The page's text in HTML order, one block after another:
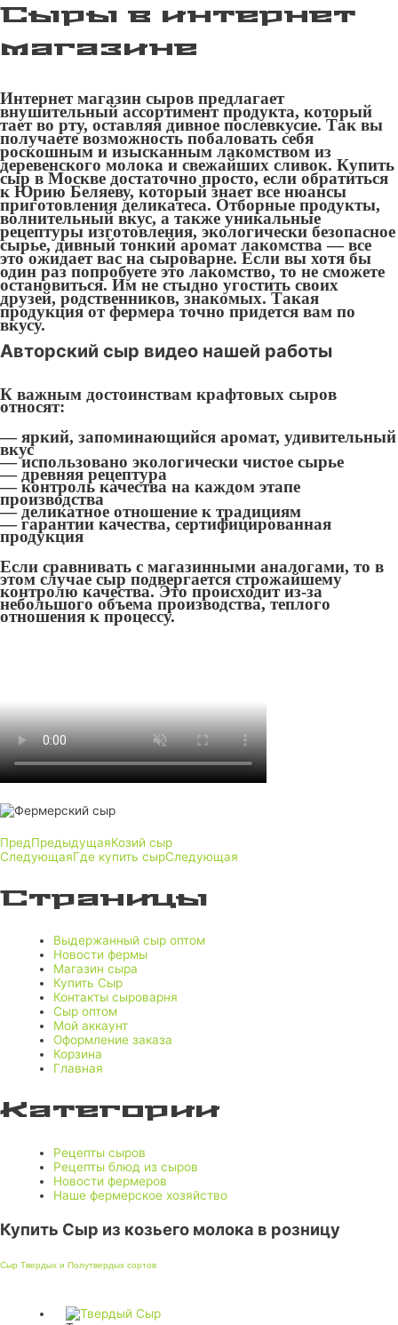
Сыры в интернет
магазине
Интернет магазин сыров предлагает
внушительный ассортимент продукта, который
тает во рту, оставляя дивное послевкусие. Так вы
получаете возможность побаловать себя
роскошным и изысканным лакомством из
деревенского молока и свежайших сливок. Купить
сыр в Москве достаточно просто, если обратиться
к Юрию Беляеву, который знает все нюансы
приготовления деликатеса. Отборные продукты,
волнительный вкус, а также уникальные
рецептуры изготовления, экологически безопасное
сырье, дивный тонкий аромат лакомства — все
это ожидает вас на сыроварне. Если вы хотя бы
один раз попробуете это лакомство, то не сможете
остановиться. Им не стыдно угостить своих
друзей, родственников, знакомых. Такая
продукция от фермера точно придется вам по
вкусу.
Авторский сыр видео нашей работы
К важным достоинствам крафтовых сыров
относят:
— яркий, запоминающийся аромат, удивительный
вкус
— использовано экологически чистое сырье
— древняя рецептура
— контроль качества на каждом этапе
производства
— деликатное отношение к традициям
— гарантии качества, сертифицированная
продукция
Если сравнивать с магазинными аналогами, то в
этом случае сыр подвергается строжайшему
контролю качества. Это происходит из-за
небольшого объема производства, теплого
отношения к процессу.
ПредПредыдущаяКозий сыр
СледующаяГде купить сырСледующая
Страницы
Выдержанный сыр оптом
Новости фермы
Магазин сыра
Купить Сыр
Контакты сыроварня
Сыр оптом
Мой аккаунт
Оформление заказа
Корзина
Главная
Категории
Рецепты сыров
Рецепты блюд из сыров
Новости фермеров
Наше фермерское хозяйство
Купить Сыр из козьего молока в розницу
Сыр Твердых и Полутвердых сортов